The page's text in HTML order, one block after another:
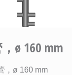
ø 160 mm
，ø 160 mm